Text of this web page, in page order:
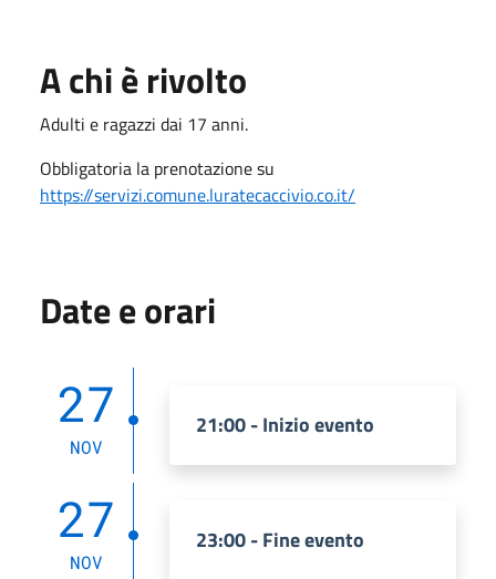
A chi è rivolto
Adulti e ragazzi dai 17 anni.
Obbligatoria la prenotazione su
https://servizi.comune.luratecaccivio.co.it/
Date e orari
27
NOV
21:00 - Inizio evento
27
NOV
23:00 - Fine evento